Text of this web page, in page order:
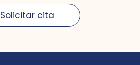
Solicitar cita